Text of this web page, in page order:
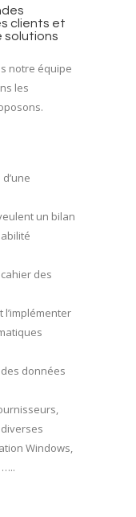
clients et
solutions
notre équipe
les
un bilan
des
données
Windows,
…..